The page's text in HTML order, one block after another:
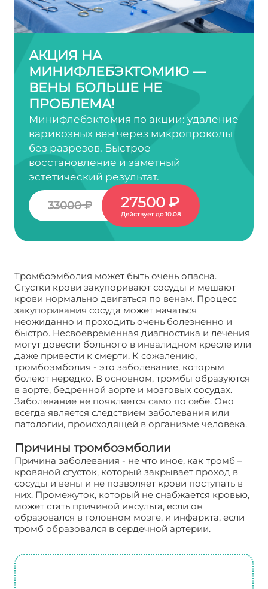
АКЦИЯ НА
МИНИФЛЕБЭКТОМИЮ —
ВЕНЫ БОЛЬШЕ НЕ
ПРОБЛЕМА!
Минифлебэктомия по акции: удаление
варикозных вен через микропроколы
без разрезов. Быстрое
восстановление и заметный
эстетический результат.
33000 ₽ 27500 ₽
Действует до 10.08
Тромбоэмболия может быть очень опасна.
Сгустки крови закупоривают сосуды и мешают
крови нормально двигаться по венам. Процесс
закупоривания сосуда может начаться
неожиданно и проходить очень болезненно и
быстро. Несвоевременная диагностика и лечения
могут довести больного в инвалидном кресле или
даже привести к смерти. К сожалению,
тромбоэмболия - это заболевание, которым
болеют нередко. В основном, тромбы образуются
в аорте, бедренной аорте и мозговых сосудах.
Заболевание не появляется само по себе. Оно
всегда является следствием заболевания или
патологии, происходящей в организме человека.
Причины тромбоэмболии
Причина заболевания - не что иное, как тромб –
кровяной сгусток, который закрывает проход в
сосуды и вены и не позволяет крови поступать в
них. Промежуток, который не снабжается кровью,
может стать причиной инсульта, если он
образовался в головном мозге, и инфаркта, если
тромб образовался в сердечной артерии.